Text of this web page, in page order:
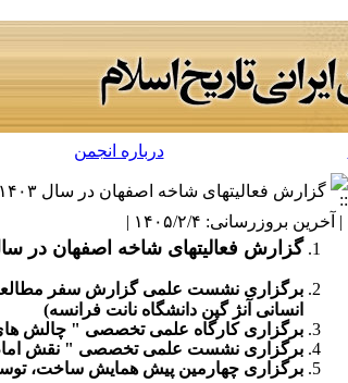
درباره انجمن
گزارش فعالیتهای شاخه اصفهان در سال ۱۴۰۳
| آخرین بروزرسانی: ۱۴۰۵/۲/۴ |
گزارش فعالیتهای شاخه اصفهان در سال
برگزاری نشست علمی گزارش سفر
انسانی آنژ گپن دانشگاه نانت فرانسه)
برگزاری کارگاه علمی تخصصی " چالش
برگزاری نشست علمی تخصصی " نقش
برگزاری چهارمین پیش همایش ساخت،